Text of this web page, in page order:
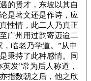
贤才，东坡以其自
是著文还是作诗，应
性情，此二人乃真正
广州用过韵寄迈迨二
临老乃学道。”从中
秉持了此种感情。同
发”常为后人称道，
指数朝之后，他之欣